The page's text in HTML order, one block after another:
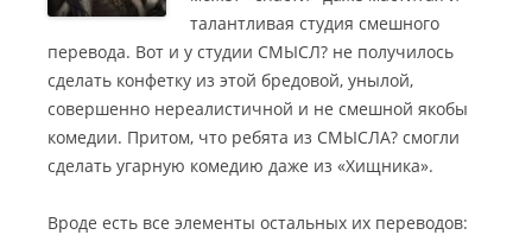
талантливая студия смешного
перевода. Вот и у студии СМЫСЛ? не получилось
сделать конфетку из этой бредовой, унылой,
совершенно нереалистичной и не смешной якобы
комедии. Притом, что ребята из СМЫСЛА? смогли
сделать угарную комедию даже из «Хищника».
Вроде есть все элементы остальных их переводов: